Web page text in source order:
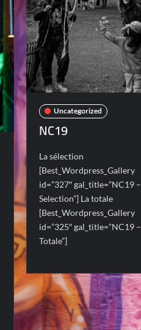
Uncategorized
NC19
La sélection
[Best_Wordpress_Gallery
id=”327″ gal_title=”NC19 –
Selection”] La totale
[Best_Wordpress_Gallery
id=”325″ gal_title=”NC19 –
Totale”]